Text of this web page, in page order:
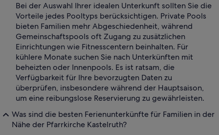
Bei der Auswahl Ihrer idealen Unterkunft sollten Sie die
Vorteile jedes Pooltyps berücksichtigen. Private Pools
bieten Familien mehr Abgeschiedenheit, während
Gemeinschaftspools oft Zugang zu zusätzlichen
Einrichtungen wie Fitnesscentern beinhalten. Für
kühlere Monate suchen Sie nach Unterkünften mit
beheizten oder Innenpools. Es ist ratsam, die
Verfügbarkeit für Ihre bevorzugten Daten zu
überprüfen, insbesondere während der Hauptsaison,
um eine reibungslose Reservierung zu gewährleisten.
Was sind die besten Ferienunterkünfte für Familien in der
Nähe der Pfarrkirche Kastelruth?